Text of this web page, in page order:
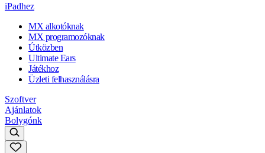
iPadhez
MX alkotóknak
MX programozóknak
Útközben
Ultimate Ears
Játékhoz
Üzleti felhasználásra
Szoftver
Ajánlatok
Bolygónk